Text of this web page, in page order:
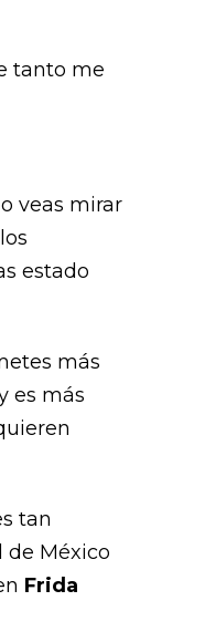
tanto me
veas mirar
estado
más
es más
tan
de México
Frida